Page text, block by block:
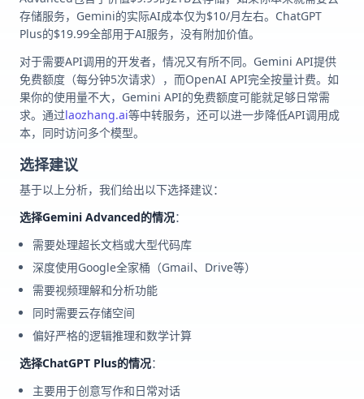
存储服务，Gemini的实际AI成本仅为$10/月左右。ChatGPT
Plus的$19.99全部用于AI服务，没有附加价值。
对于需要API调用的开发者，情况又有所不同。Gemini API提供
免费额度（每分钟5次请求），而OpenAI API完全按量计费。如
果你的使用量不大，Gemini API的免费额度可能就足够日常需
求。通过laozhang.ai等中转服务，还可以进一步降低API调用成
本，同时访问多个模型。
选择建议
基于以上分析，我们给出以下选择建议：
选择Gemini Advanced的情况：
需要处理超长文档或大型代码库
深度使用Google全家桶（Gmail、Drive等）
需要视频理解和分析功能
同时需要云存储空间
偏好严格的逻辑推理和数学计算
选择ChatGPT Plus的情况：
主要用于创意写作和日常对话